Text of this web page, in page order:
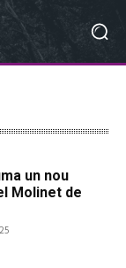
un nou
Molinet de